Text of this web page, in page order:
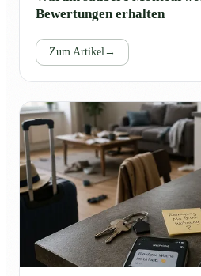
Bewertungen erhalten
Zum Artikel →